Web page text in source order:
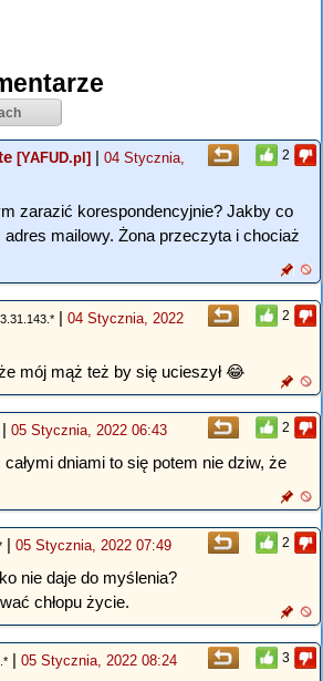
2
[YAFUD.pl] | 04 Stycznia,
zarazić korespondencyjnie? Jakby co
adres mailowy. Żona przeczyta i chociaż
2
| 04 Stycznia, 2022
mój mąż też by się ucieszył 😂
2
| 05 Stycznia, 2022 06:43
dniami to się potem nie dziw, że
2
| 05 Stycznia, 2022 07:49
nie daje do myślenia?
chłopu życie.
3
| 05 Stycznia, 2022 08:24